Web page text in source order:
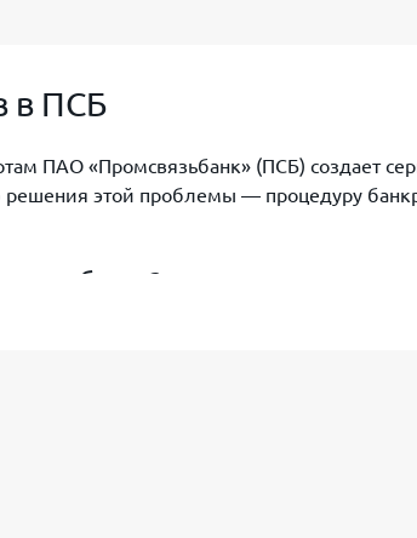
в ПСБ
ПАО «Промсвязьбанк» (ПСБ) создает
решения этой проблемы — процедуру
ПАО «Промсвязьбанк».